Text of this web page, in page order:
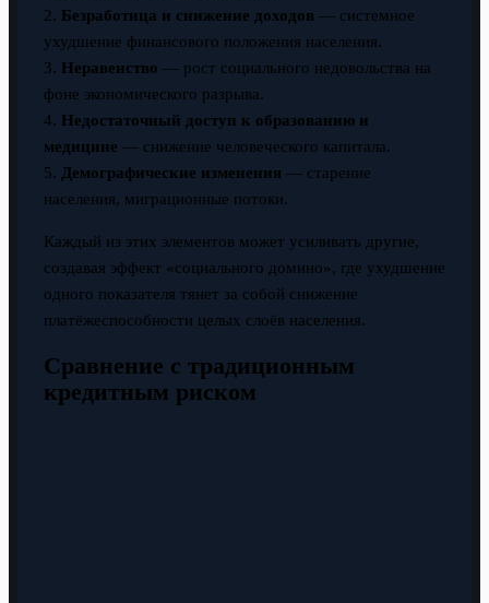
2. Безработица и снижение доходов — системное
ухудшение финансового положения населения.
3. Неравенство — рост социального недовольства на
фоне экономического разрыва.
4. Недостаточный доступ к образованию и
медицине — снижение человеческого капитала.
5. Демографические изменения — старение
населения, миграционные потоки.
Каждый из этих элементов может усиливать другие,
создавая эффект «социального домино», где ухудшение
одного показателя тянет за собой снижение
платёжеспособности целых слоёв населения.
Сравнение с традиционным
кредитным риском